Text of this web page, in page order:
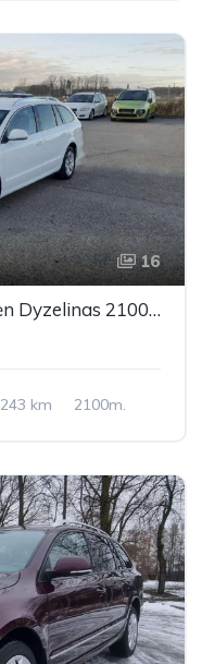
16
Skoda Superb nuo 110 €/ mėn Dyzelinas 2100m. Universalas Mechaninė
243 km 2100m.